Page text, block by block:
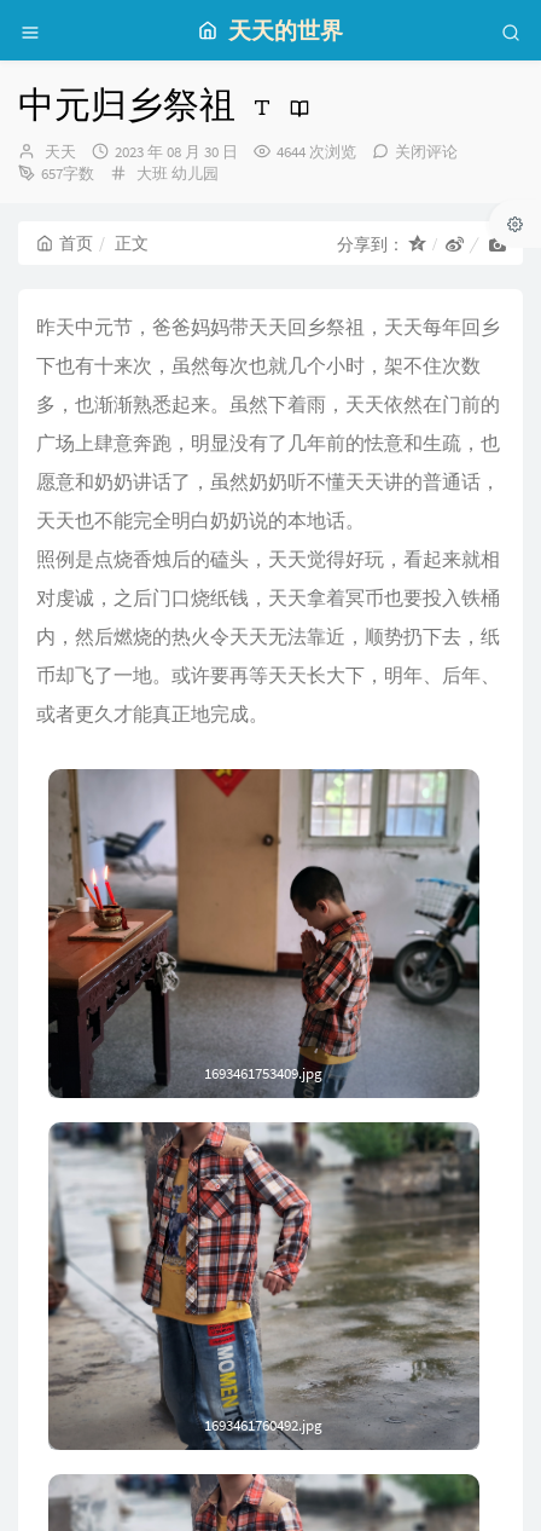
天天的世界
中元归乡祭祖
博
主：
天天
发
布
2023 年 08 月 30 日 4644 次浏览
关闭评论
657字数
分
大班幼儿园
首页 正文 分享到：
昨天中元节，爸爸妈妈带天天回乡祭祖，天天每年回乡
下也有十来次，虽然每次也就几个小时，架不住次数
多，也渐渐熟悉起来。虽然下着雨，天天依然在门前的
广场上肆意奔跑，明显没有了几年前的怯意和生疏，也
愿意和奶奶讲话了，虽然奶奶听不懂天天讲的普通话，
天天也不能完全明白奶奶说的本地话。
照例是点烧香烛后的磕头，天天觉得好玩，看起来就相
对虔诚，之后门口烧纸钱，天天拿着冥币也要投入铁桶
内，然后燃烧的热火令天天无法靠近，顺势扔下去，纸
币却飞了一地。或许要再等天天长大下，明年、后年、
或者更久才能真正地完成。
1693461753409.jpg
1693461760492.jpg